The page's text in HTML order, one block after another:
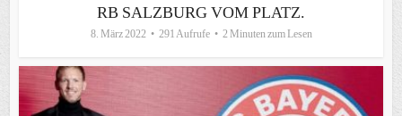
RB SALZBURG VOM PLATZ.
8. März 2022 291 Aufrufe 2 Minuten zum Lesen